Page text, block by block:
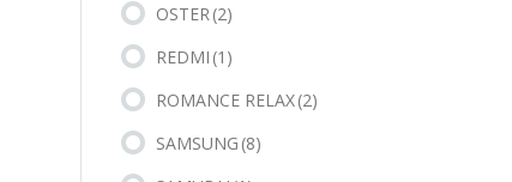
OSTER(2)
REDMI (1)
ROMANCE RELAX(2)
SAMSUNG (8)